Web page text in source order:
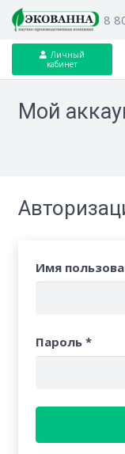
8
Личный
кабинет
Мой
Имя
Пароль *